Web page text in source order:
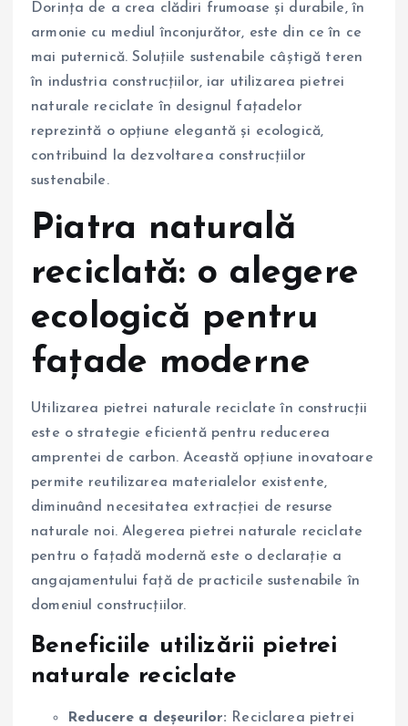
Dorința de a crea clădiri frumoase și durabile, în
armonie cu mediul înconjurător, este din ce în ce
mai puternică. Soluțiile sustenabile câștigă teren
în industria construcțiilor, iar utilizarea pietrei
naturale reciclate în designul fațadelor
reprezintă o opțiune elegantă și ecologică,
contribuind la dezvoltarea construcțiilor
sustenabile.
Piatra naturală
reciclată: o alegere
ecologică pentru
fațade moderne
Utilizarea pietrei naturale reciclate în construcții
este o strategie eficientă pentru reducerea
amprentei de carbon. Această opțiune inovatoare
permite reutilizarea materialelor existente,
diminuând necesitatea extracției de resurse
naturale noi. Alegerea pietrei naturale reciclate
pentru o fațadă modernă este o declarație a
angajamentului față de practicile sustenabile în
domeniul construcțiilor.
Beneficiile utilizării pietrei
naturale reciclate
Reducere a deșeurilor: Reciclarea pietrei